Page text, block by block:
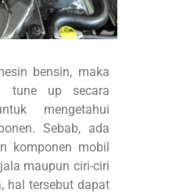
bensin, maka
tune up secara
mengetahui
Sebab, ada
komponen mobil
maupun ciri-ciri
hal tersebut dapat